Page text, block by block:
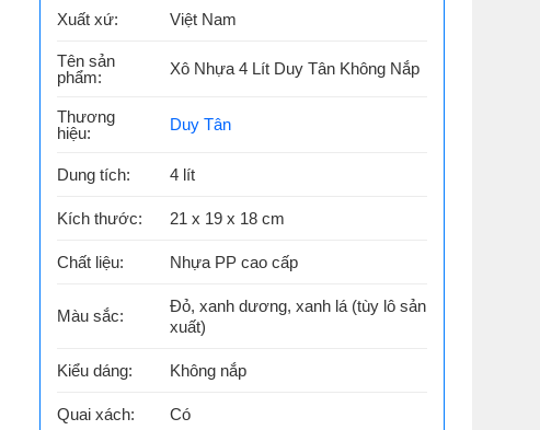
Xuất xứ: Việt Nam
Tên sản
phẩm:
Xô Nhựa 4 Lít Duy Tân Không Nắp
Thương
hiệu:
Duy Tân
Dung tích: 4 lít
Kích thước: 21 x 19 x 18 cm
Chất liệu: Nhựa PP cao cấp
Màu sắc:
Đỏ, xanh dương, xanh lá (tùy lô sản
xuất)
Kiểu dáng: Không nắp
Quai xách: Có